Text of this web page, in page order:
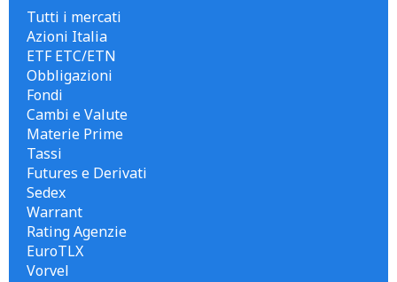
Tutti i mercati
Azioni Italia
ETF ETC/ETN
Obbligazioni
Fondi
Cambi e Valute
Materie Prime
Tassi
Futures e Derivati
Sedex
Warrant
Rating Agenzie
EuroTLX
Vorvel